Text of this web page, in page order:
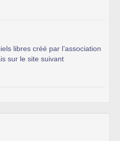
libres créé par l’association
sur le site suivant